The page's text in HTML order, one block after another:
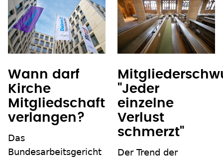
Wann darf
Kirche
Mitgliedschaft
verlangen?
Das
Bundesarbeitsgericht
"Jeder
einzelne
Verlust
schmerzt"
Der Trend der